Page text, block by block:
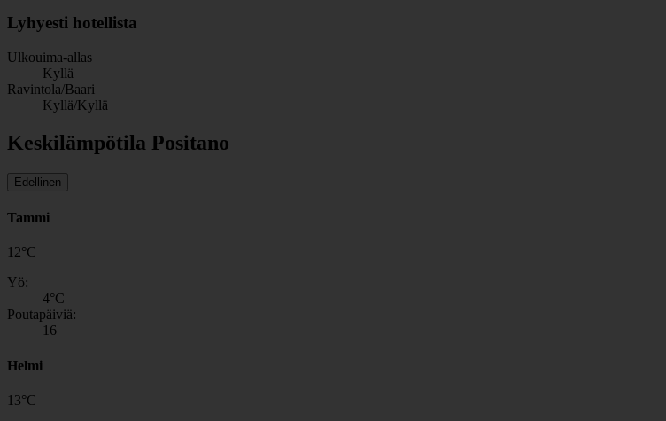
Lyhyesti hotellista
Ulkouima-allas
Kyllä
Ravintola/Baari
Kyllä/Kyllä
Keskilämpötila Positano
Edellinen
Tammi
12°C
Yö:
4°C
Poutapäiviä:
16
Helmi
13°C